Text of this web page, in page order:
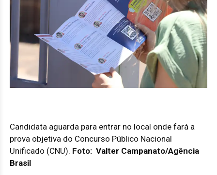
Candidata aguarda para entrar no local onde fará a
prova objetiva do Concurso Público Nacional
Unificado (CNU). Foto: Valter Campanato/Agência
Brasil